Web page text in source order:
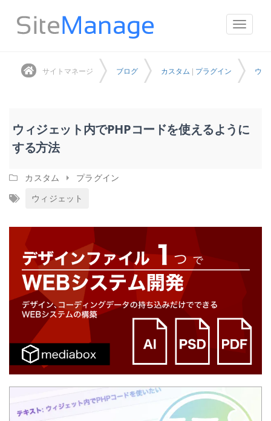
ナ
ゲ
ー
シ
を
切
サイトマネージ ブログ カスタム | プラグイン ウ
ウィジェット内でPHPコードを使えるように
する方法
カスタム
プラグイン
ウィジェット